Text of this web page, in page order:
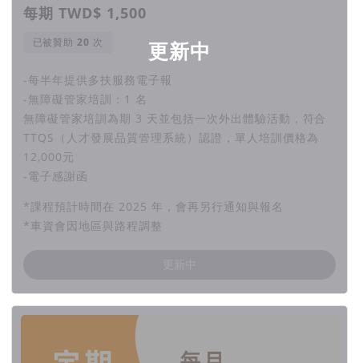
更新中
每期 TWD$ 1,500
已被贊助 次
-每半年提供多扶服務電子報
-無障礙管家培訓：1 名
無障礙管家培訓為期 3 天並包括一次外出體驗活動，符合
TTQS（人才發展品質管理系統）認證，單人培訓價格為
12,000元
-電子感謝函
*課程預計時間在 2025 年，會再另行通知與報名
*車資會因地區與路程調整